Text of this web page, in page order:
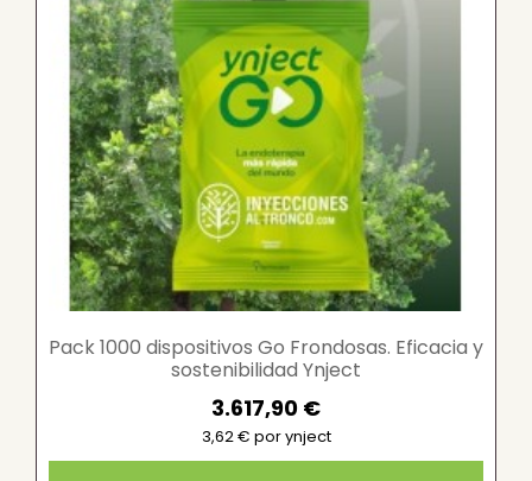
Pack 1000 dispositivos Go Frondosas. Eficacia y
sostenibilidad Ynject
3.617,90 €
3,62 € por ynject